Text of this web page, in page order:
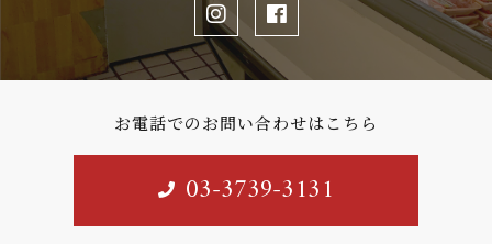
お電話でのお問い合わせはこちら
03-3739-3131